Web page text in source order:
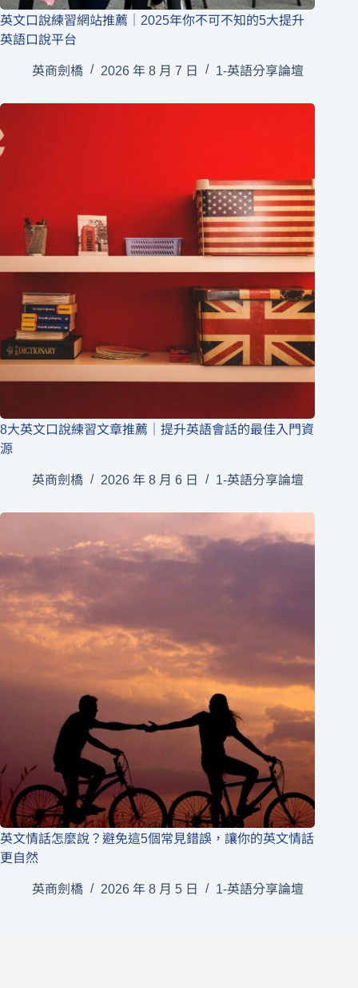
英文口說練習網站推薦｜2025年你不可不知的5大提升
英語口說平台
英商劍橋 2026 年 8 月 7 日 1-英語分享論壇
8大英文口說練習文章推薦｜提升英語會話的最佳入門資
源
英商劍橋 2026 年 8 月 6 日 1-英語分享論壇
英文情話怎麼說？避免這5個常見錯誤，讓你的英文情話
更自然
英商劍橋 2026 年 8 月 5 日 1-英語分享論壇